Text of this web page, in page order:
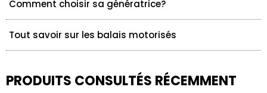
Comment choisir sa génératrice?
Tout savoir sur les balais motorisés
PRODUITS CONSULTÉS RÉCEMMENT